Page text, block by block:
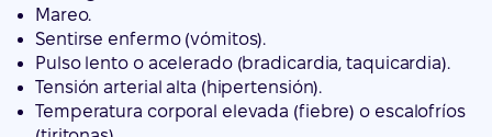
(tiritonas).
Dolor de espalda.
Dolor de cabeza.
Dificultad para orinar.
Poco frecuentes (pueden afectar hasta 1 persona de